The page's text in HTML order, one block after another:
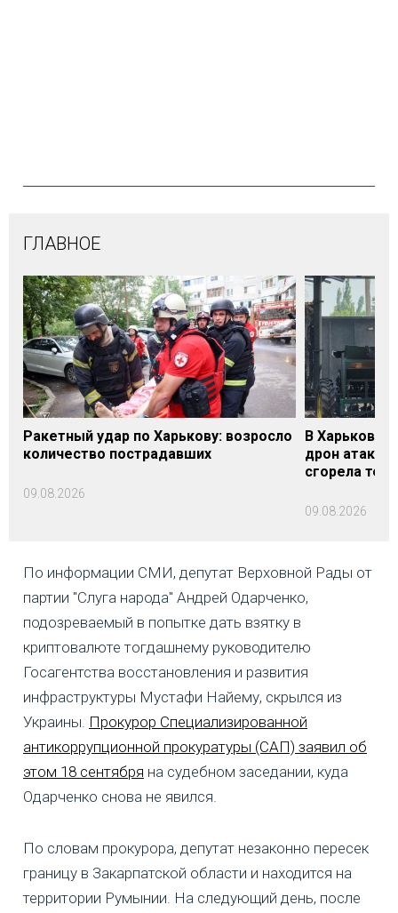
ГЛАВНОЕ
Ракетный удар по Харькову: возросло
количество пострадавших
09.08.2026
В
дрон
сгорела
09.08.2026
По информации СМИ, депутат Верховной Рады от
партии "Слуга народа" Андрей Одарченко,
подозреваемый в попытке дать взятку в
криптовалюте тогдашнему руководителю
Госагентства восстановления и развития
инфраструктуры Мустафи Найему, скрылся из
Украины. Прокурор Специализированной
антикоррупционной прокуратуры (САП) заявил об
этом 18 сентября на судебном заседании, куда
Одарченко снова не явился.
По словам прокурора, депутат незаконно пересек
границу в Закарпатской области и находится на
территории Румынии. На следующий день, после